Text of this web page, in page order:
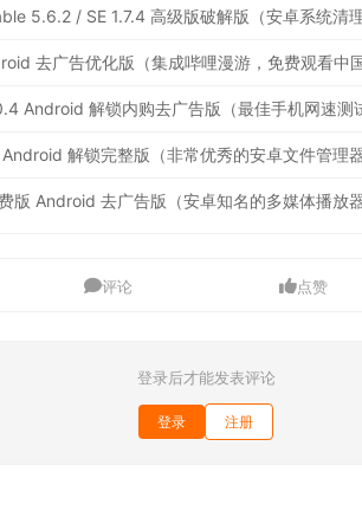
5.6.2 / SE 1.7.4 高级版破解版（安卓系统清理
去广告优化版（集成哔哩漫游，免费观看中
Android 解锁内购去广告版（最佳手机网速测
解锁完整版（非常优秀的安卓文件管理器
版 Android 去广告版（安卓知名的多媒体播放器
评论 点赞
登录后才能发表评论
登录 注册